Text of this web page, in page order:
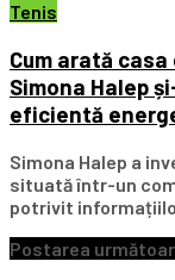
Tenis
Cum arată
Simona Halep
eficientă
Simona Halep a
situată într-un
potrivit
Postarea